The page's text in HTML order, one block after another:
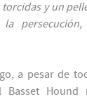
y un
a pesar de
Basset Hound